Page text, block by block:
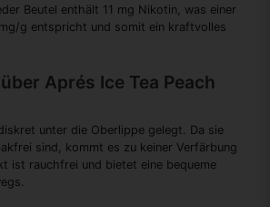
Beutel enthält 11 mg Nikotin, was einer
g entspricht und somit ein kraftvolles
Aprés Ice Tea Peach
unter die Oberlippe gelegt. Da sie
sind, kommt es zu keiner Verfärbung
ist rauchfrei und bietet eine bequeme